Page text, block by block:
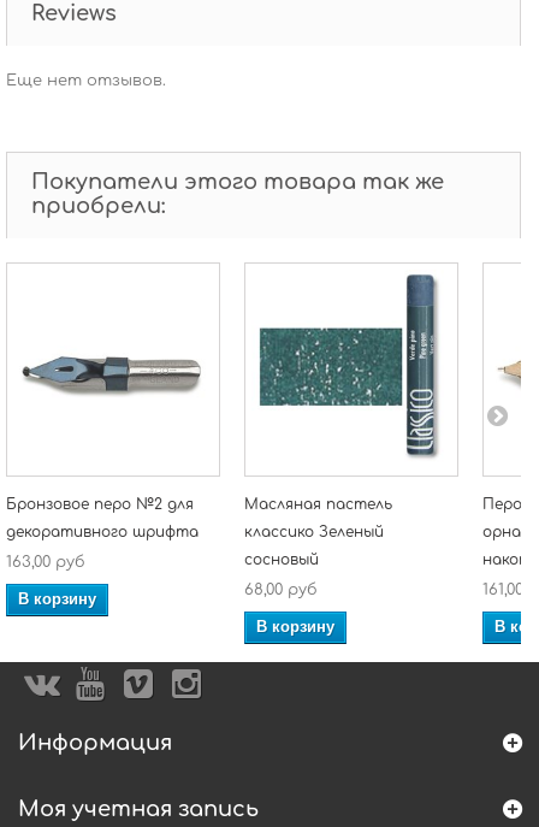
Reviews
Еще нет отзывов.
Покупатели этого товара так же
приобрели:
Бронзовое перо №2 для
декоративного шрифта
163,00 руб
В корзину
Масляная пастель
классико Зеленый
сосновый
68,00 руб
В корзину
Перо
161,00
В
Информация
Моя учетная запись